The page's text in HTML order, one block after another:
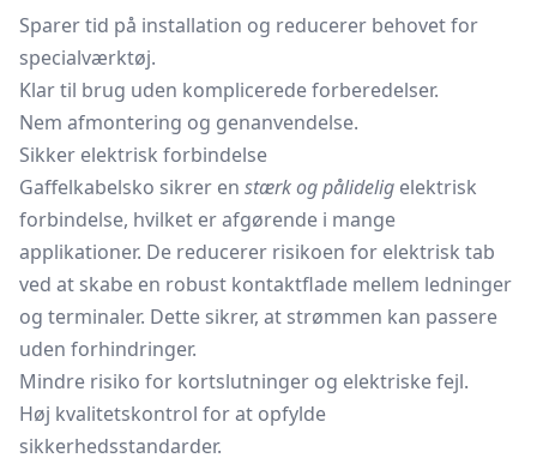
Sparer tid på installation og reducerer behovet for
specialværktøj.
Klar til brug uden komplicerede forberedelser.
Nem afmontering og genanvendelse.
Sikker elektrisk forbindelse
Gaffelkabelsko sikrer en stærk og pålidelig elektrisk
forbindelse, hvilket er afgørende i mange
applikationer. De reducerer risikoen for elektrisk tab
ved at skabe en robust kontaktflade mellem ledninger
og terminaler. Dette sikrer, at strømmen kan passere
uden forhindringer.
Mindre risiko for kortslutninger og elektriske fejl.
Høj kvalitetskontrol for at opfylde
sikkerhedsstandarder.